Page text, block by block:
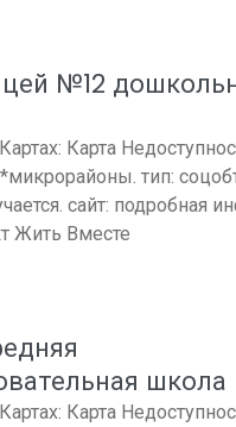
№12
Карта
тип:
сайт: подробная
Жить Вместе
Карта